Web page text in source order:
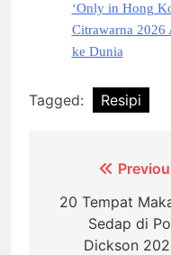
‘Only in Hong
Citrawarna 2026
ke Dunia
Tagged: Resipi
navigation
20 Tempat
Sedap di
Dickson